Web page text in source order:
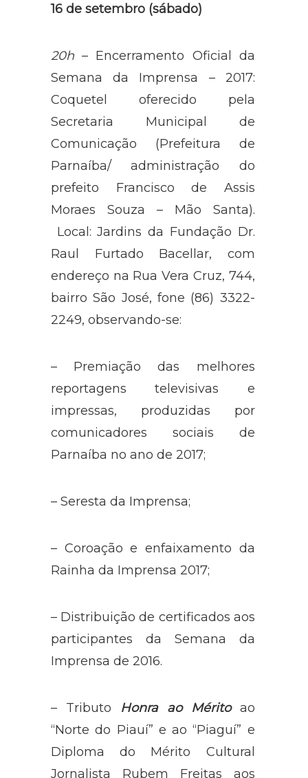
16 de setembro (sábado)
20h – Encerramento Oficial da
Semana da Imprensa – 2017:
Coquetel oferecido pela
Secretaria Municipal de
Comunicação (Prefeitura de
Parnaíba/ administração do
prefeito Francisco de Assis
Moraes Souza – Mão Santa).
Local: Jardins da Fundação Dr.
Raul Furtado Bacellar, com
endereço na Rua Vera Cruz, 744,
bairro São José, fone (86) 3322-
2249, observando-se:
– Premiação das melhores
reportagens televisivas e
impressas, produzidas por
comunicadores sociais de
Parnaíba no ano de 2017;
– Seresta da Imprensa;
– Coroação e enfaixamento da
Rainha da Imprensa 2017;
– Distribuição de certificados aos
participantes da Semana da
Imprensa de 2016.
– Tributo Honra ao Méritoao
“Norte do Piauí” e ao “Piaguí” e
Diploma do Mérito Cultural
Jornalista Rubem Freitas aos